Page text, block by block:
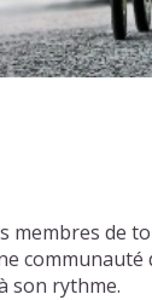
membres de
son rythme.